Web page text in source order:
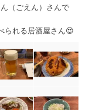
（ごえん）さんで
られる居酒屋さん😍